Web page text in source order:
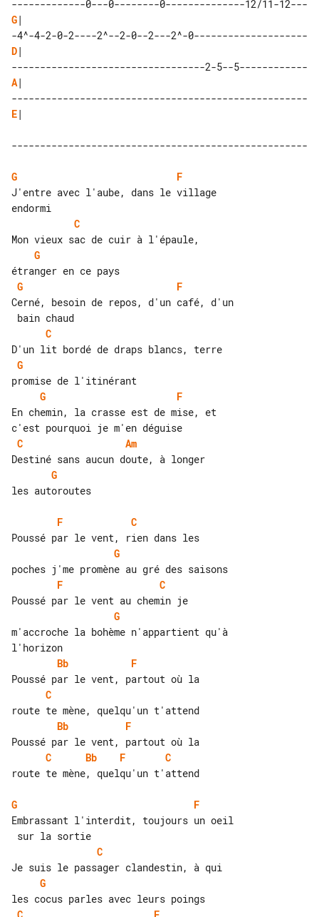
G|
D|
A|
E|
----------------------------------------------------
G
F
J'entre avec l'aube, dans le village
C
G
G
F
Cerné, besoin de repos, d'un café, d'un
C
G
G
F
En chemin, la crasse est de mise, et
C
Am
G
les autoroutes
F
C
G
F
C
G
m'accroche la bohème n'appartient qu'à
Bb
F
C
Bb
F
C
Bb F
C
route te mène, quelqu'un t'attend
G
F
Embrassant l'interdit, toujours un oeil
C
G